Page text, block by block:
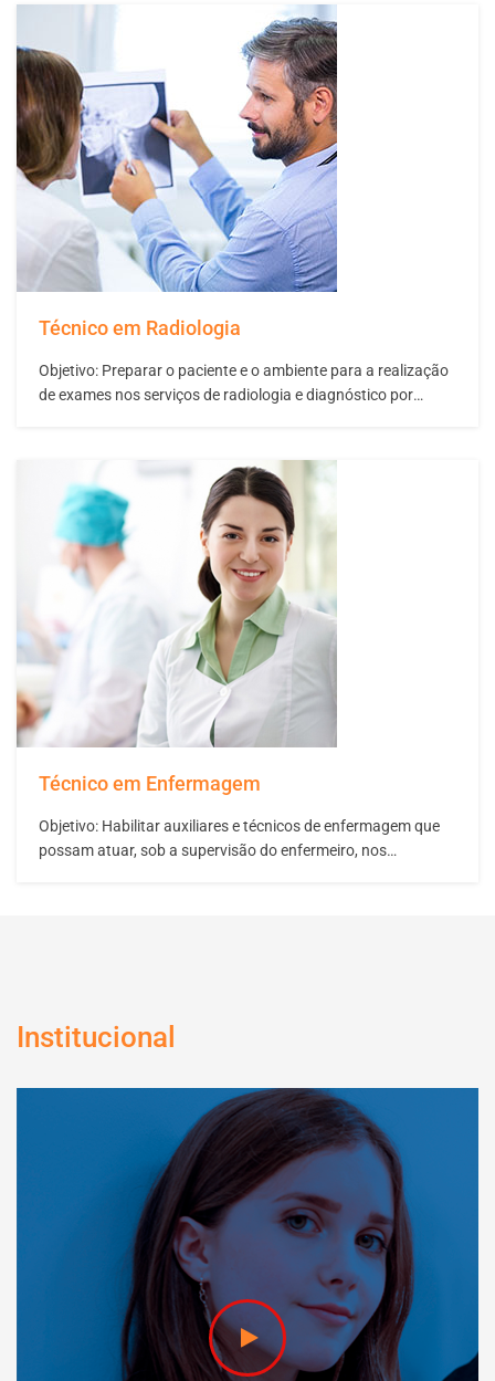
alimentos, com vistas na segurança alimentar de indivíduos e
coletividades, sadias ou enfermas, bem como a capacitação
e o treinamento de manipuladores de alimentos…
Técnico em Radiologia
Objetivo: Preparar o paciente e o ambiente para a realização
de exames nos serviços de radiologia e diagnóstico por
ultrassonografia e ressonância magnética nuclear. Realizar
exames radiográficos convencionais. O curso é composto
por três módulos. Inicia com disciplinas essenciais da área
da saúde,…
Técnico em Enfermagem
Objetivo: Habilitar auxiliares e técnicos de enfermagem que
possam atuar, sob a supervisão do enfermeiro, nos
Institucional